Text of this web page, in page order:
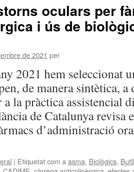
oculars per
i ús de
de 2021 per
2021 hem seleccionat
de manera sintètica, a
a la pràctica assistencial
de Catalunya revisa
d’administració
| Etiquetat com a asma, Biològics,